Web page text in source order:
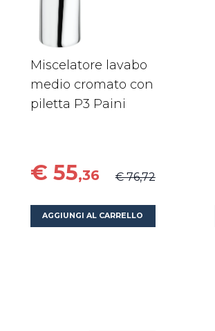
Miscelatore lavabo
medio cromato con
piletta P3 Paini
€ 55,36 € 76,72
AGGIUNGI AL CARRELLO